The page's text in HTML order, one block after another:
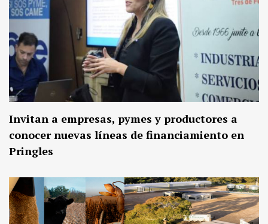
Invitan a empresas, pymes y productores a
conocer nuevas líneas de financiamiento en
Pringles